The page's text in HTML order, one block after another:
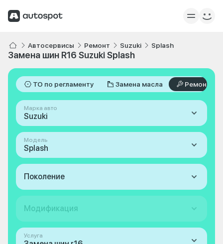
Автосервисы Ремонт Suzuki Splash
Замена шин R16 Suzuki Splash
ТО по регламенту Замена масла Ремонт
Марка авто
Suzuki
Модель
Splash
Поколение
Модификация
Услуга